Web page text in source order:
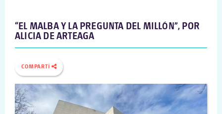
“EL MALBA Y LA PREGUNTA DEL MILLÓN”, POR
ALICIA DE ARTEAGA
COMPARTÍ